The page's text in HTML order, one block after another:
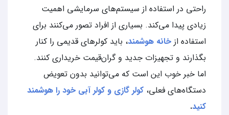
راحتی در استفاده از سیستم‌های سرمایشی اهمیت
زیادی پیدا می‌کند. بسیاری از افراد تصور می‌کنند برای
استفاده از خانه هوشمند، باید کولرهای قدیمی را کنار
بگذارند و تجهیزات جدید و گران‌قیمت خریداری کنند.
اما خبر خوب این است که می‌توانید بدون تعویض
دستگاه‌های فعلی، کولر گازی و کولر آبی خود را هوشمند
کنید.